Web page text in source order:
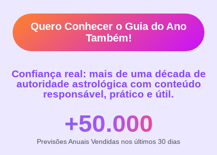
Quero Conhecer o Guia do Ano
Também!
Confiança real: mais de uma década de
autoridade astrológica com conteúdo
responsável, prático e útil.
+50.000
Previsões Anuais Vendidas nos últimos 30 dias